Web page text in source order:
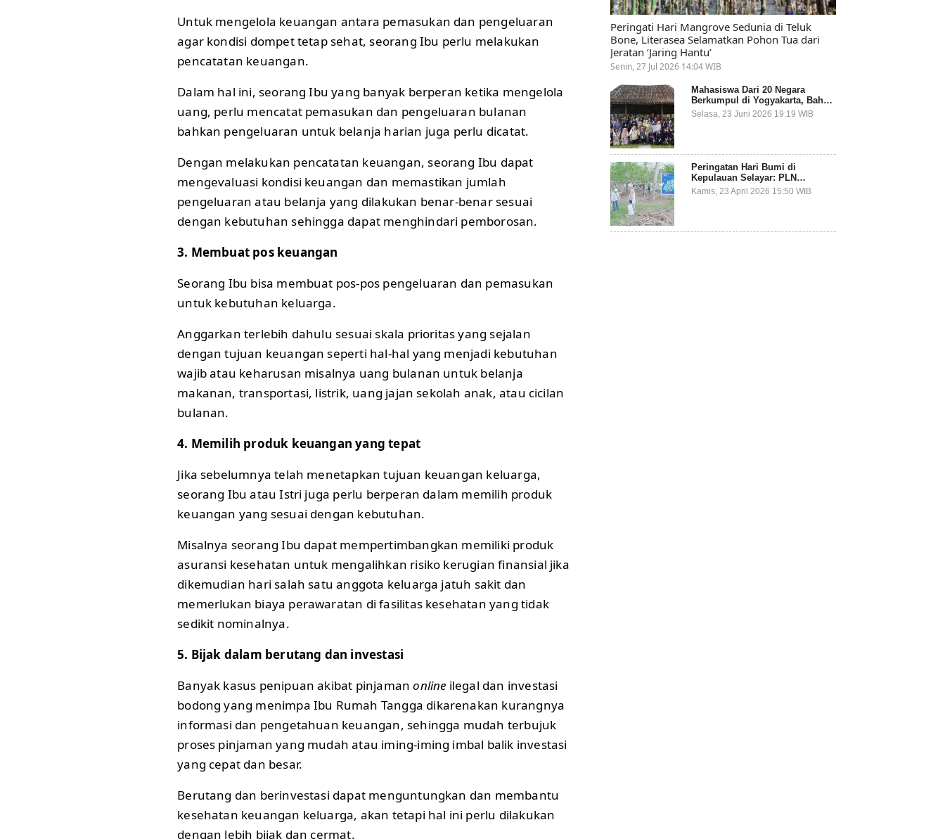
Untuk mengelola keuangan antara pemasukan dan pengeluaran
agar kondisi dompet tetap sehat, seorang Ibu perlu melakukan
pencatatan keuangan.
Dalam hal ini, seorang Ibu yang banyak berperan ketika mengelola
uang, perlu mencatat pemasukan dan pengeluaran bulanan
bahkan pengeluaran untuk belanja harian juga perlu dicatat.
Dengan melakukan pencatatan keuangan, seorang Ibu dapat
mengevaluasi kondisi keuangan dan memastikan jumlah
pengeluaran atau belanja yang dilakukan benar-benar sesuai
dengan kebutuhan sehingga dapat menghindari pemborosan.
3. Membuat pos keuangan
Seorang Ibu bisa membuat pos-pos pengeluaran dan pemasukan
untuk kebutuhan keluarga.
Anggarkan terlebih dahulu sesuai skala prioritas yang sejalan
dengan tujuan keuangan seperti hal-hal yang menjadi kebutuhan
wajib atau keharusan misalnya uang bulanan untuk belanja
makanan, transportasi, listrik, uang jajan sekolah anak, atau cicilan
bulanan.
4. Memilih produk keuangan yang tepat
Jika sebelumnya telah menetapkan tujuan keuangan keluarga,
seorang Ibu atau Istri juga perlu berperan dalam memilih produk
keuangan yang sesuai dengan kebutuhan.
Misalnya seorang Ibu dapat mempertimbangkan memiliki produk
asuransi kesehatan untuk mengalihkan risiko kerugian finansial jika
dikemudian hari salah satu anggota keluarga jatuh sakit dan
memerlukan biaya perawaratan di fasilitas kesehatan yang tidak
sedikit nominalnya.
5. Bijak dalam berutang dan investasi
Banyak kasus penipuan akibat pinjamanonline ilegal dan investasi
bodong yang menimpa Ibu Rumah Tangga dikarenakan kurangnya
informasi dan pengetahuan keuangan, sehingga mudah terbujuk
proses pinjaman yang mudah atau iming-iming imbal balik investasi
yang cepat dan besar.
Berutang dan berinvestasi dapat menguntungkan dan membantu
kesehatan keuangan keluarga, akan tetapi hal ini perlu dilakukan
dengan lebih bijak dan cermat.
Peringati Hari Mangrove Sedunia di Teluk
Bone, Literasea Selamatkan Pohon Tua dari
Jeratan ‘Jaring Hantu’
Senin, 27 Jul 2026 14:04 WIB
Mahasiswa Dari 20 Negara
Berkumpul di Yogyakarta, Bahas
Mitigasi Ancaman Kesehatan
Global
Selasa, 23 Juni 2026 19:19 WIB
Peringatan Hari Bumi di
Kepulauan Selayar: PLN
Indonesia Power Gandeng
Pemda dan Komunitas, Giatkan
Kamis, 23 April 2026 15:50 WIB